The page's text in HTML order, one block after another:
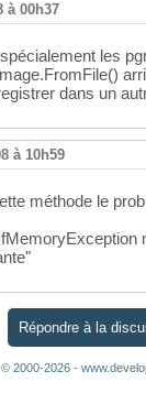
à 00h37
les
dans un
à 10h59
méthode le
Répondre à la
© 2000-2026 -